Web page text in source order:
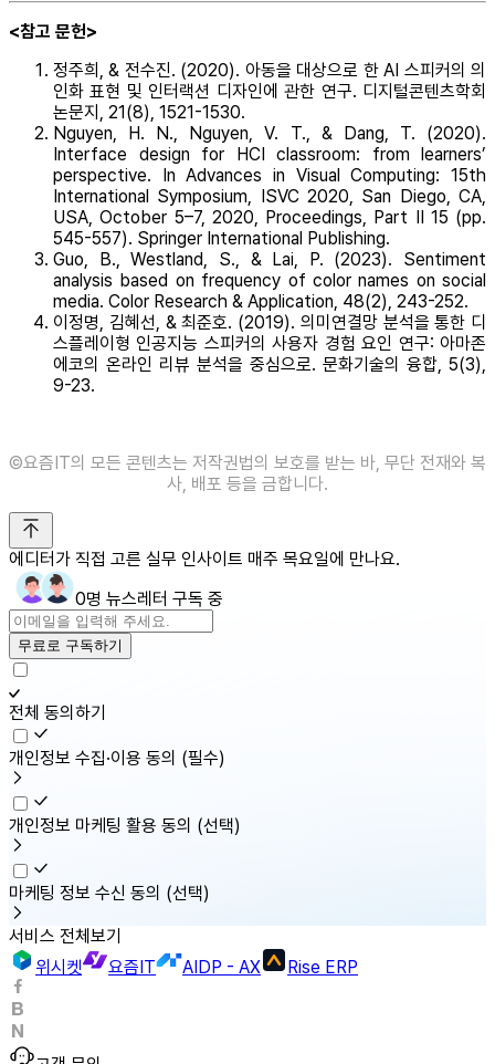
<참고 문헌>
정주희, & 전수진. (2020). 아동을 대상으로 한 AI 스피커의 의
인화 표현 및 인터랙션 디자인에 관한 연구. 디지털콘텐츠학회
논문지, 21(8), 1521-1530.
Nguyen, H. N., Nguyen, V. T., & Dang, T. (2020).
Interface design for HCI classroom: from learners’
perspective. In Advances in Visual Computing: 15th
International Symposium, ISVC 2020, San Diego, CA,
USA, October 5–7, 2020, Proceedings, Part II 15 (pp.
545-557). Springer International Publishing.
Guo, B., Westland, S., & Lai, P. (2023). Sentiment
analysis based on frequency of color names on social
media. Color Research & Application, 48(2), 243-252.
이정명, 김혜선, & 최준호. (2019). 의미연결망 분석을 통한 디
스플레이형 인공지능 스피커의 사용자 경험 요인 연구: 아마존
에코의 온라인 리뷰 분석을 중심으로. 문화기술의 융합, 5(3),
9-23.
©️요즘IT의 모든 콘텐츠는 저작권법의 보호를 받는 바, 무단 전재와 복
사, 배포 등을 금합니다.
에디터가 직접 고른 실무 인사이트 매주 목요일에 만나요.
0명 뉴스레터 구독 중
무료로 구독하기
전체 동의하기
개인정보 수집·이용 동의 (필수)
개인정보 마케팅 활용 동의 (선택)
마케팅 정보 수신 동의 (선택)
서비스 전체보기
위시켓
요즘IT AIDP - AX Rise ERP